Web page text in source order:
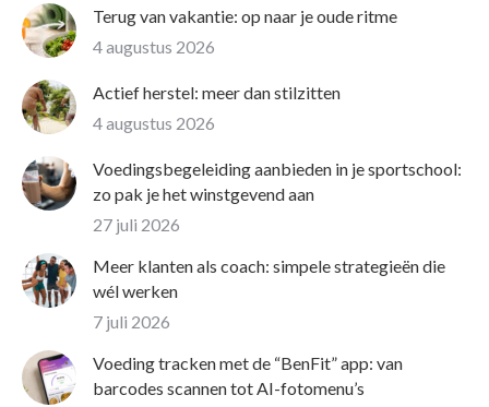
Terug van vakantie: op naar je oude ritme
4 augustus 2026
Actief herstel: meer dan stilzitten
4 augustus 2026
Voedingsbegeleiding aanbieden in je sportschool:
zo pak je het winstgevend aan
27 juli 2026
Meer klanten als coach: simpele strategieën die
wél werken
7 juli 2026
Voeding tracken met de “BenFit” app: van
barcodes scannen tot AI-fotomenu’s